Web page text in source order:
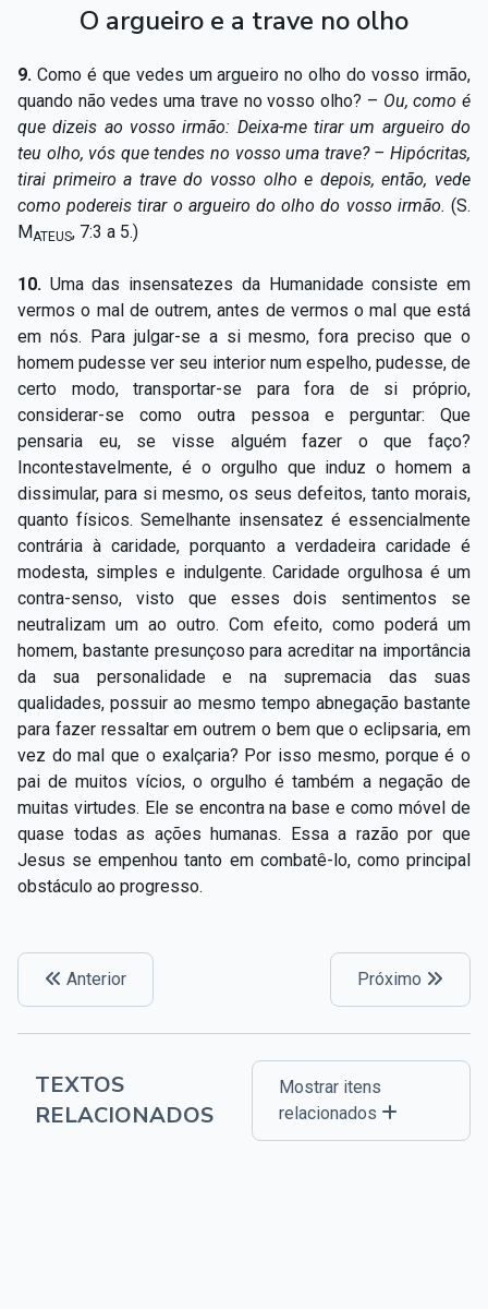
Capítulo XVIII — Muitos os chamados, poucos os
Capítulo XIX — A fé transporta montanhas ▸
Capítulo XX — Os trabalhadores da última hora ▸
Capítulo XXI — Haverá falsos cristos e falsos
profetas
▸
Capítulo XXIII — Estranha moral
Capítulo XXIV — Não ponhais a candeia debaixo do
alqueire
▸
Capítulo XXV — Buscai e achareis ▸
Capítulo XXVI — Dai gratuitamente o que
gratuitamente recebestes
Capítulo XXVII — Pedi e obtereis ▸
Capítulo XXVIII — Coletânea de preces espíritas ▸
O argueiro e a trave no olho
9. Como é que vedes um argueiro no olho do vosso irmão,
quando não vedes uma trave no vosso olho? – Ou, como é
que dizeis ao vosso irmão: Deixa-me tirar um argueiro do
teu olho, vós que tendes no vosso uma trave? – Hipócritas,
tirai primeiro a trave do vosso olho e depois, então, vede
como podereis tirar o argueiro do olho do vosso irmão. (S.
MATEUS, 7:3 a 5.)
10. Uma das insensatezes da Humanidade consiste em
vermos o mal de outrem, antes de vermos o mal que está
em nós. Para julgar-se a si mesmo, fora preciso que o
homem pudesse ver seu interior num espelho, pudesse, de
certo modo, transportar-se para fora de si próprio,
considerar-se como outra pessoa e perguntar: Que
pensaria eu, se visse alguém fazer o que faço?
Incontestavelmente, é o orgulho que induz o homem a
dissimular, para si mesmo, os seus defeitos, tanto morais,
quanto físicos. Semelhante insensatez é essencialmente
contrária à caridade, porquanto a verdadeira caridade é
modesta, simples e indulgente. Caridade orgulhosa é um
contra-senso, visto que esses dois sentimentos se
neutralizam um ao outro. Com efeito, como poderá um
homem, bastante presunçoso para acreditar na importância
da sua personalidade e na supremacia das suas
qualidades, possuir ao mesmo tempo abnegação bastante
para fazer ressaltar em outrem o bem que o eclipsaria, em
vez do mal que o exalçaria? Por isso mesmo, porque é o
pai de muitos vícios, o orgulho é também a negação de
muitas virtudes. Ele se encontra na base e como móvel de
quase todas as ações humanas. Essa a razão por que
Jesus se empenhou tanto em combatê-lo, como principal
obstáculo ao progresso.
Anterior Próximo
TEXTOS
RELACIONADOS
Mostrar itens
relacionados